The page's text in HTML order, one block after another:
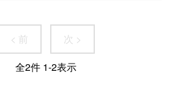
< 前
次 >
全2件 1-2表示